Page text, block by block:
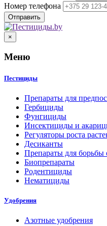
Номер телефона
×
Меню
Пестициды
Препараты для
Гербициды
Фунгициды
Инсектициды и
Регуляторы роста
Десиканты
Препараты для борьбы
Биопрепараты
Родентициды
Нематициды
Удобрения
Азотные удобрения